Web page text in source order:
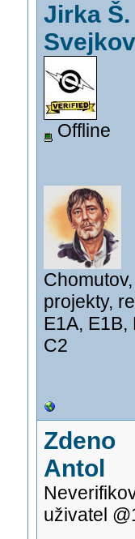
Jirka Š.
Offline
Chomutov,
projekty,
E1A, E1B,
C2
Zdeno
Antol
uživatel